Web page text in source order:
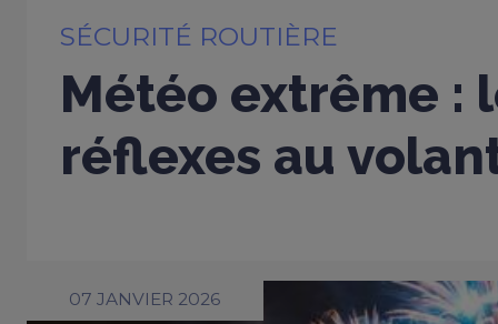
SÉCURITÉ ROUTIÈRE
Météo extrême :
réflexes au
07 JANVIER 2026